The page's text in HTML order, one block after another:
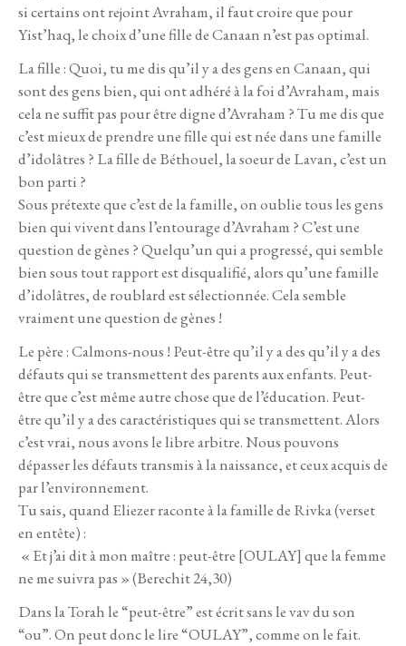
si certains ont rejoint Avraham, il faut croire que pour
Yist’haq, le choix d’une fille de Canaan n’est pas optimal.
La fille : Quoi, tu me dis qu’il y a des gens en Canaan, qui
sont des gens bien, qui ont adhéré à la foi d’Avraham, mais
cela ne suffit pas pour être digne d’Avraham ? Tu me dis que
c’est mieux de prendre une fille qui est née dans une famille
d’idolâtres ? La fille de Béthouel, la soeur de Lavan, c’est un
bon parti ?
Sous prétexte que c’est de la famille, on oublie tous les gens
bien qui vivent dans l’entourage d’Avraham ? C’est une
question de gènes ? Quelqu’un qui a progressé, qui semble
bien sous tout rapport est disqualifié, alors qu’une famille
d’idolâtres, de roublard est sélectionnée. Cela semble
vraiment une question de gènes !
Le père : Calmons-nous ! Peut-être qu’il y a des qu’il y a des
défauts qui se transmettent des parents aux enfants. Peut-
être que c’est même autre chose que de l’éducation. Peut-
être qu’il y a des caractéristiques qui se transmettent. Alors
c’est vrai, nous avons le libre arbitre. Nous pouvons
dépasser les défauts transmis à la naissance, et ceux acquis de
par l’environnement.
Tu sais, quand Eliezer raconte à la famille de Rivka (verset
en entête) :
« Et j’ai dit à mon maître : peut-être [OULAY] que la femme
ne me suivra pas » (Berechit 24,30)
Dans la Torah le “peut-être” est écrit sans le vav du son
“ou”. On peut donc le lire “OULAY”, comme on le fait.